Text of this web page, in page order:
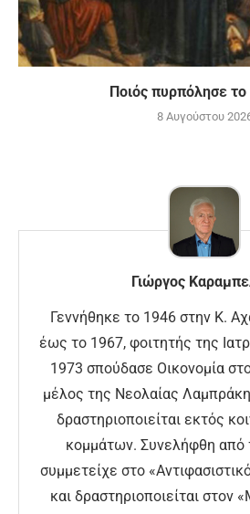
Ποιός πυρπόλησε το
8 Αυγούστου
Γιώργος
Γεννήθηκε το 1946 στην Κ.
έως το 1967, φοιτητής της
1973 σπούδασε Οικονομία
μέλος της Νεολαίας
δραστηριοποιείται εκτός
κομμάτων. Συνελήφθη από
συμμετείχε στο
και δραστηριοποιείται στον